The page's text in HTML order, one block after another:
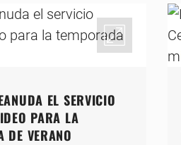
EL SERVICIO
PARA LA
DE VERANO